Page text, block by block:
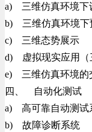
a) 三维仿真环境下
b) 三维仿真环境下
c) 三维态势展示
d) 虚拟现实应用（
e) 三维仿真环境的
四、 自动化测试
a) 高可靠自动测试
b) 故障诊断系统